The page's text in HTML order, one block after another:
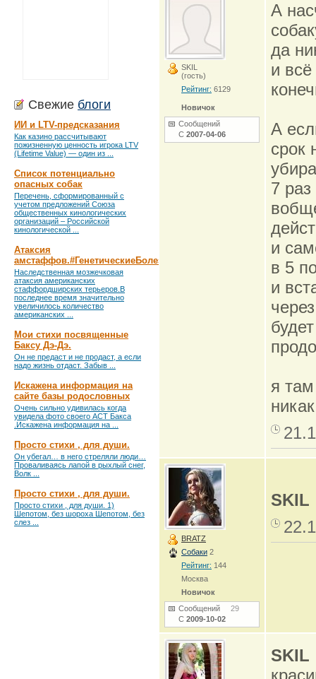
Свежие блоги
ИИ и LTV-предсказания
Как казино рассчитывают
пожизненную ценность игрока LTV
(Lifetime Value) — один из ...
Список потенциально
опасных собак
Перечень, сформированный с
учетом предложений Союза
общественных кинологических
организаций – Российской
кинологической ...
Атаксия
амстаффов.#ГенетическиеБолезни
Наследственная мозжечковая
атаксия американских
стаффордширских терьеров.В
последнее время значительно
увеличилось количество
американских ...
Мои стихи посвященные
Баксу Дэ-Дэ.
Он не предаст и не продаст, а если
надо жизнь отдаст. Забыв ...
Искажена информация на
сайте базы родословных
Очень сильно удивилась когда
увидела фото своего АСТ Бакса
.Искажена информация на ...
Просто стихи , для души.
Он убегал… в него стреляли люди…
Проваливаясь лапой в рыхлый снег,
Волк ...
Просто стихи , для души.
Просто стихи , для души. 1)
Шепотом, без шороха Шепотом, без
слез ...
SKIL
(гость)
Рейтинг: 6129
Новичок
Сообщений
С 2007-04-06
А
да
и
А
срок
7 раз
и
в 5
и
я
BRATZ
Собаки 2
Рейтинг: 144
Москва
Новичок
Сообщений 29
С 2009-10-02
SKIL
SKIL